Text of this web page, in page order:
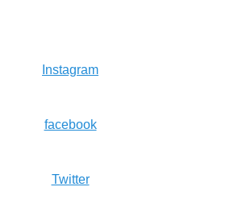
Instagram
facebook
Twitter